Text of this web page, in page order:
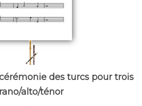
des turcs pour trois
alto/ténor